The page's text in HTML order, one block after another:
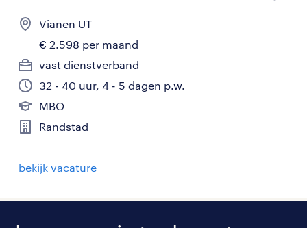
Vianen UT
€ 2.598 per maand
vast dienstverband
32 - 40 uur, 4 - 5 dagen p.w.
MBO
Randstad
bekijk vacature